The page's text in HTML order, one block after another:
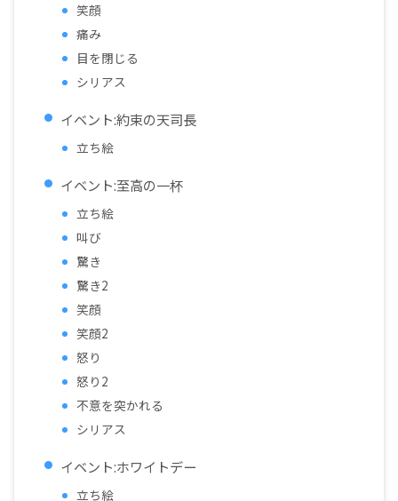
笑顔
痛み
目を閉じる
シリアス
イベント:約束の天司長
立ち絵
イベント:至高の一杯
立ち絵
叫び
驚き
驚き2
笑顔
笑顔2
怒り
怒り2
不意を突かれる
シリアス
イベント:ホワイトデー
立ち絵